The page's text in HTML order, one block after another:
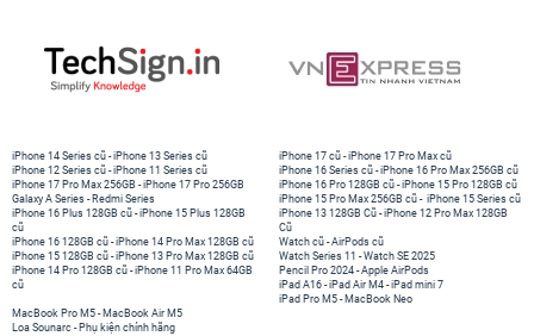
iPhone 14 Series cũ -iPhone 13 Series cũ
iPhone 12 Series cũ -iPhone 11 Series cũ
iPhone 17 Pro Max 256GB -iPhone 17 Pro 256GB
Galaxy A Series - Redmi Series
iPhone 17 cũ -iPhone 17 Pro Max cũ
iPhone 16 Series cũ - iPhone 16 Pro Max 256GB cũ
iPhone 16 Pro 128GB cũ -iPhone 15 Pro 128GB cũ
iPhone 15 Pro Max 256GB cũ - iPhone 15 Series cũ
iPhone 16 Plus 128GB cũ -iPhone 15 Plus 128GB
cũ
iPhone 16 128GB cũ -iPhone 14 Pro Max 128GB cũ
iPhone 15 128GB cũ -iPhone 13 Pro Max 128GB cũ
iPhone 14 Pro 128GB cũ -iPhone 11 Pro Max 64GB
cũ
iPhone 13 128GB Cũ -iPhone 12 Pro Max 128GB
Cũ
Watch cũ -AirPods cũ
Watch Series 11 -Watch SE 2025
Pencil Pro 2024 -Apple AirPods
iPad A16 -iPad Air M4 -iPad mini 7
iPad Pro M5 - MacBook Neo
MacBook Pro M5 - MacBook Air M5
Loa Sounarc - Phụ kiện chính hãng